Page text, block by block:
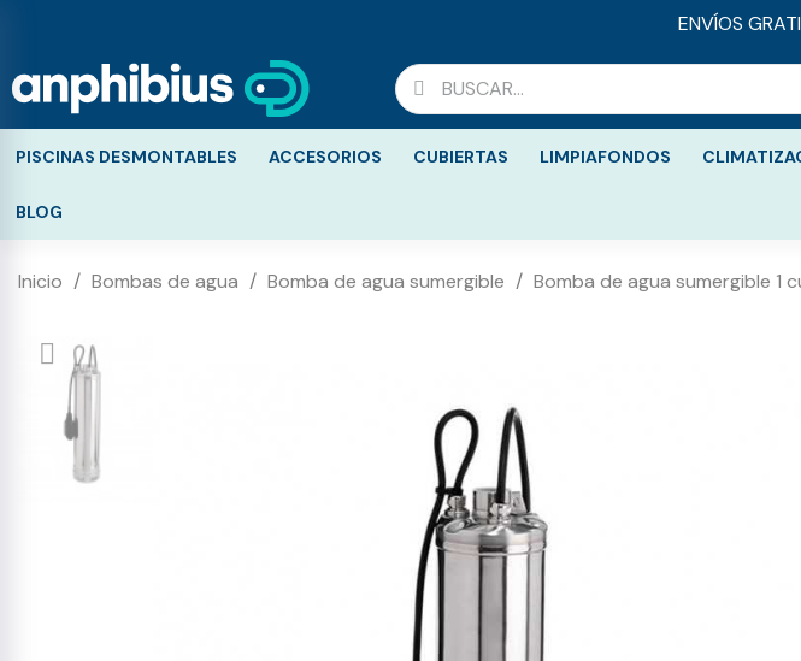
ENVÍOS
PISCINAS DESMONTABLES ACCESORIOS CUBIERTAS LIMPIAFONDOS
BLOG
Inicio Bombas de agua Bomba de agua sumergible Bomba de agua sumergible 1